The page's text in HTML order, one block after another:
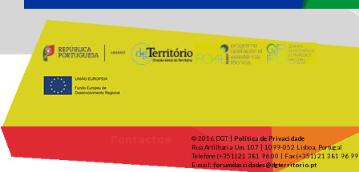
© 2016 DGT | Política de Privacidade
Rua Artilharia Um, 107 | 1099-052 Lisboa, Portugal
Telefone (+351) 21 381 96 00 | Fax (+351) 21 381 96 99
E-mail: forumdascidades@dgterritorio.pt